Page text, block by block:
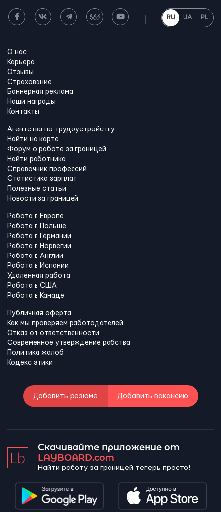
RU UA PL
О нас
Карьера
Отзывы
Страхование
Баннерная реклама
Наши награды
Контакты
Агентства по трудоустройству
Найти на карте
Форум о работе за границей
Найти работника
Справочник профессий
Статистика зарплат
Полезные статьи
Новости за границей
Работа в Европе
Работа в Польше
Работа в Германии
Работа в Норвегии
Работа в Англии
Работа в Испании
Удаленная работа
Работа в США
Работа в Канадe
Публичная оферта
Как мы проверяем работодателей
Отказ от ответственности
Современное утверждение рабства
Политика жалоб
Кодекс этики
Добавить резюме Добавить вакансию
Скачивайте приложение от
LAYBOARD.com
Найти работу за границей теперь просто!